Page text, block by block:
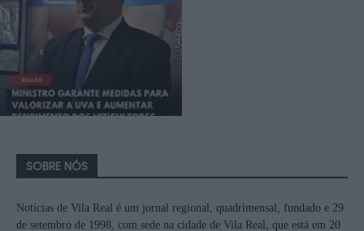
SOBRE NÓS
Notícias de Vila Real é um jornal regional, quadrimensal, fundado e 29
de setembro de 1998, com sede na cidade de Vila Real, que está em 20